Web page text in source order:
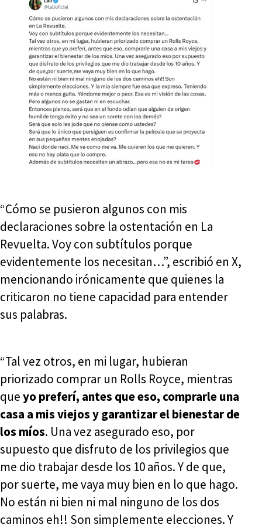
“Cómo se pusieron algunos con mis
declaraciones sobre la ostentación en La
Revuelta. Voy con subtítulos porque
evidentemente los necesitan…”, escribió en X,
mencionando irónicamente que quienes la
criticaron no tiene capacidad para entender
sus palabras.
“Tal vez otros, en mi lugar, hubieran
priorizado comprar un Rolls Royce, mientras
queyo preferí, antes que eso, comprarle una
casa a mis viejos y garantizar el bienestar de
los míos. Una vez asegurado eso, por
supuesto que disfruto de los privilegios que
me dio trabajar desde los 10 años. Y de que,
por suerte, me vaya muy bien en lo que hago.
No están ni bien ni mal ninguno de los dos
caminos eh!! Son simplemente elecciones. Y